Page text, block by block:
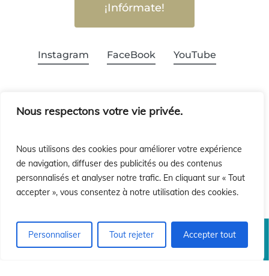
Nous respectons votre vie privée.
Nous utilisons des cookies pour améliorer votre expérience
de navigation, diffuser des publicités ou des contenus
personnalisés et analyser notre trafic. En cliquant sur « Tout
accepter », vous consentez à notre utilisation des cookies.
Personnaliser Tout rejeter Accepter tout
¡Infórmate!
Instagram FaceBook YouTube
¿Quieres recibir nuestra Newsletter?
¡Suscríbete!